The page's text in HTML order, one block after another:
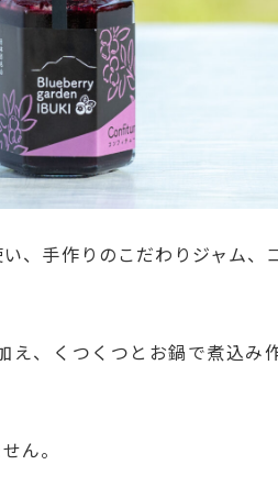
、手作りのこだわりジャム、
え、くつくつとお鍋で煮込み
ん。